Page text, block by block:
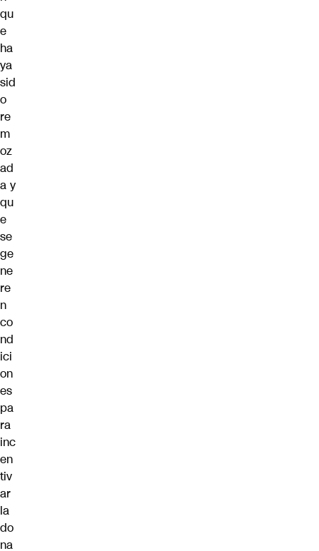
qu
e
ha
ya
sid
o
re
m
oz
ad
a y
qu
e
se
ge
ne
re
n
co
nd
ici
on
es
pa
ra
inc
en
tiv
ar
la
do
na